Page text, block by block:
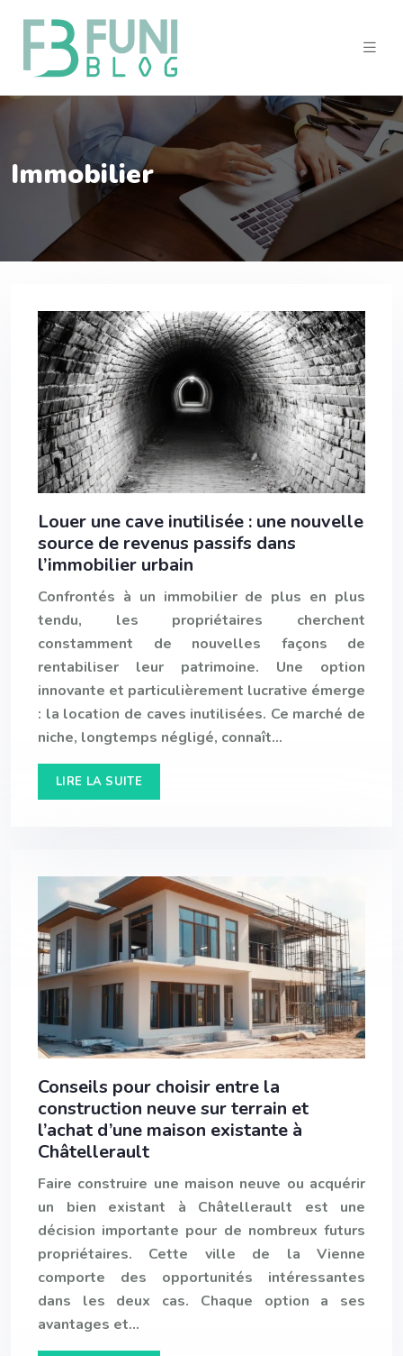
Immobilier
Louer une cave inutilisée : une nouvelle
source de revenus passifs dans
l’immobilier urbain
Confrontés à un immobilier de plus en plus
tendu, les propriétaires cherchent
constamment de nouvelles façons de
rentabiliser leur patrimoine. Une option
innovante et particulièrement lucrative émerge
: la location de caves inutilisées. Ce marché de
niche, longtemps négligé, connaît…
LIRE LA SUITE
Conseils pour choisir entre la
construction neuve sur terrain et
l’achat d’une maison existante à
Châtellerault
Faire construire une maison neuve ou acquérir
un bien existant à Châtellerault est une
décision importante pour de nombreux futurs
propriétaires. Cette ville de la Vienne
comporte des opportunités intéressantes
dans les deux cas. Chaque option a ses
avantages et…